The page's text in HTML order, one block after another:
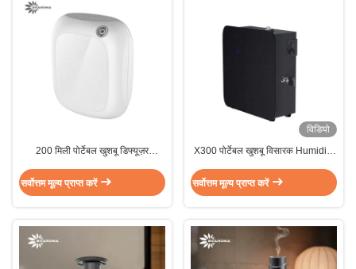
200 मिली पोर्टेबल खुशबू डिफ्यूज़र
अरोमाथेरेपी
सर्वोत्तम मूल्य प्राप्त करें
विडियो
X300 पोर्टेबल खुशबू विसारक Humidify
सर्वोत्तम मूल्य प्राप्त करें